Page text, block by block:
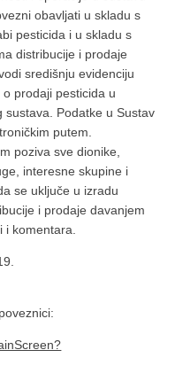
obavljati u skladu s
pesticida i u skladu s
distribucije i prodaje
središnju evidenciju
prodaji pesticida u
sustava. Podatke u Sustav
putem.
poziva sve dionike,
interesne skupine i
se uključe u izradu
i prodaje davanjem
komentara.